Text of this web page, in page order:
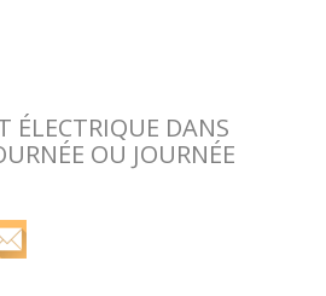
ÉLECTRIQUE DANS
OU JOURNÉE